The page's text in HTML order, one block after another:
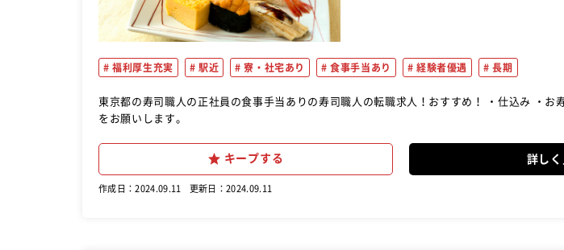
福利厚生充実 駅近 寮・社宅あり 食事手当あり 経験者優遇 長期
東京都の寿司職人の正社員の食事手当ありの寿司職人の転職求人！おすすめ！ ・仕込み ・お寿司の提供 ・お客様への接客
をお願いします。
キープする 詳しく
作成日：2024.09.11 更新日：2024.09.11